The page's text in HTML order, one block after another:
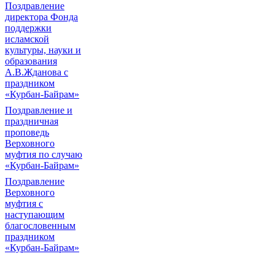
Поздравление
директора Фонда
поддержки
исламской
культуры, науки и
образования
А.В.Жданова с
праздником
«Курбан-Байрам»
Поздравление и
праздничная
проповедь
Верховного
муфтия по случаю
«Курбан-Байрам»
Поздравление
Верховного
муфтия с
наступающим
благословенным
праздником
«Курбан-Байрам»